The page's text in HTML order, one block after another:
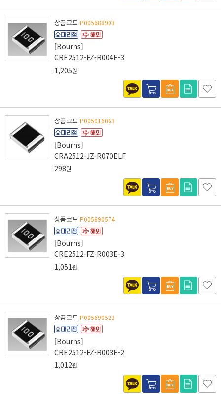
상품코드 P005688903
[Bourns]
CRE2512-FZ-R004E-3
1,205원
상품코드 P005016063
[Bourns]
CRA2512-JZ-R070ELF
298원
상품코드 P005690574
[Bourns]
CRE2512-FZ-R003E-3
1,051원
상품코드 P005690523
[Bourns]
CRE2512-FZ-R003E-2
1,012원